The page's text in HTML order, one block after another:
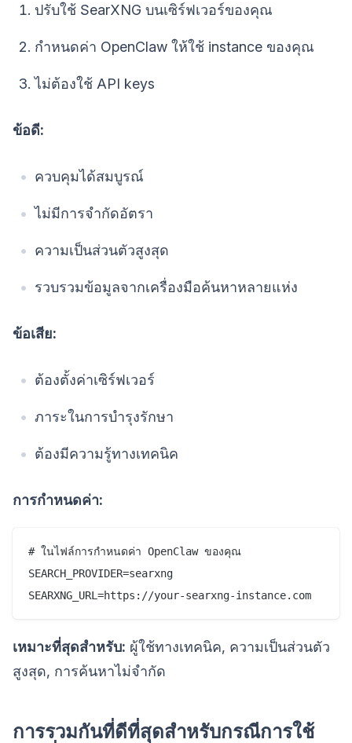
ปรับใช้ SearXNG บนเซิร์ฟเวอร์ของคุณ
กำหนดค่า OpenClaw ให้ใช้ instance ของคุณ
ไม่ต้องใช้ API keys
ข้อดี:
ควบคุมได้สมบูรณ์
ไม่มีการจำกัดอัตรา
ความเป็นส่วนตัวสูงสุด
รวบรวมข้อมูลจากเครื่องมือค้นหาหลายแห่ง
ข้อเสีย:
ต้องตั้งค่าเซิร์ฟเวอร์
ภาระในการบำรุงรักษา
ต้องมีความรู้ทางเทคนิค
การกำหนดค่า:
# ในไฟล์การกำหนดค่า OpenClaw ของคุณ
SEARCH_PROVIDER=searxng
เหมาะที่สุดสำหรับ: ผู้ใช้ทางเทคนิค, ความเป็นส่วนตัว
สูงสุด, การค้นหาไม่จำกัด
การรวมกันที่ดีที่สุดสำหรับกรณีการใช้